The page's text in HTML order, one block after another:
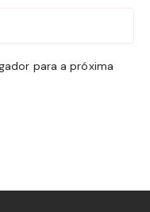
para a próxima